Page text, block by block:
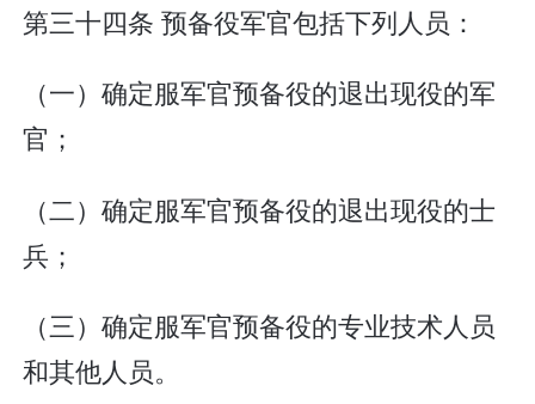
第三十四条 预备役军官包括下列人员：
（一）确定服军官预备役的退出现役的军
官；
（二）确定服军官预备役的退出现役的士
兵；
（三）确定服军官预备役的专业技术人员
和其他人员。